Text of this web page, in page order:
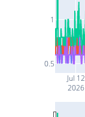
Jul 12
2026
0.5
1